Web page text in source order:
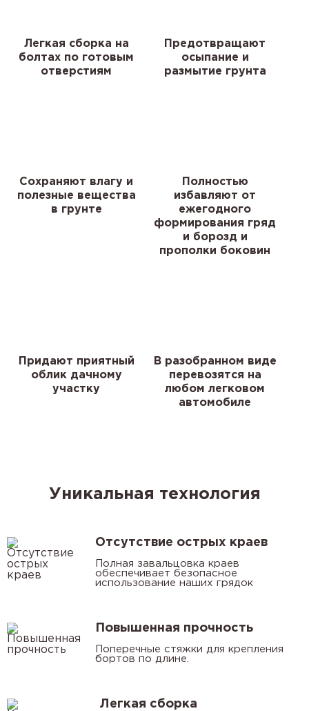
Легкая сборка на
болтах по готовым
отверстиям
Предотвращают
осыпание и
размытие грунта
Сохраняют влагу и
полезные вещества
в грунте
Полностью
избавляют от
ежегодного
формирования гряд
и борозд и
прополки боковин
Придают приятный
облик дачному
участку
В разобранном виде
перевозятся на
любом легковом
автомобиле
Уникальная технология
Отсутствие острых краев
Полная завальцовка краев
обеспечивает безопасное
использование наших грядок
Повышенная прочность
Поперечные стяжки для крепления
бортов по длине.
Легкая сборка